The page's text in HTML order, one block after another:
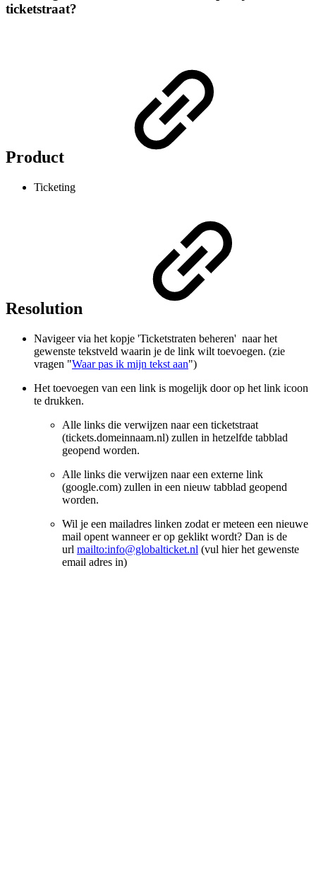
ticketstraat?
Product
Ticketing
Resolution
Navigeer via het kopje 'Ticketstraten beheren' naar het
gewenste tekstveld waarin je de link wilt toevoegen. (zie
vragen "Waar pas ik mijn tekst aan")
Het toevoegen van een link is mogelijk door op het link icoon
te drukken.
Alle links die verwijzen naar een ticketstraat
(tickets.domeinnaam.nl) zullen in hetzelfde tabblad
geopend worden.
Alle links die verwijzen naar een externe link
(google.com) zullen in een nieuw tabblad geopend
worden.
Wil je een mailadres linken zodat er meteen een nieuwe
mail opent wanneer er op geklikt wordt? Dan is de
url mailto:info@globalticket.nl (vul hier het gewenste
email adres in)